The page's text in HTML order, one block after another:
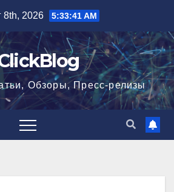
8th, 2026 5:33:41 AM
Обзоры, Пресс-релизы